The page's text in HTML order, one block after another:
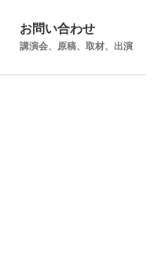
お問い合わせ
講演会、原稿、取材、出演